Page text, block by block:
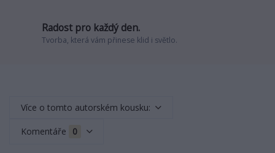
Radost pro každý den.
Tvorba, která vám přinese klid i světlo.
Více o tomto autorském kousku:
Komentáře 0